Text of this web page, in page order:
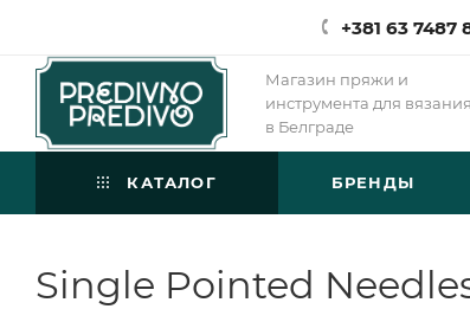
+381 63 7487
Магазин пряжи и
инструмента для вязания
в Белграде
КАТАЛОГ БРЕНДЫ
Single Pointed